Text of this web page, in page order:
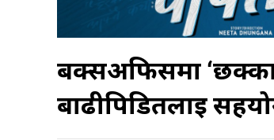
बक्सअफिसमा ‘छक्का
बाढीपिडितलाई